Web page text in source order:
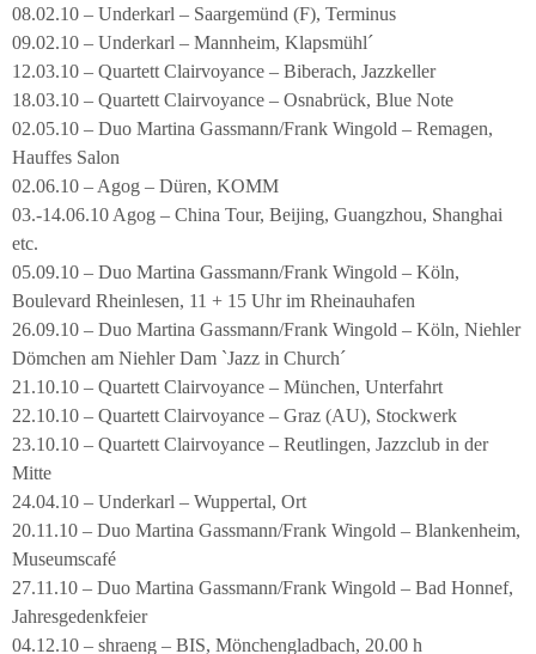
08.02.10 – Underkarl – Saargemünd (F), Terminus
09.02.10 – Underkarl – Mannheim, Klapsmühl´
12.03.10 – Quartett Clairvoyance – Biberach, Jazzkeller
18.03.10 – Quartett Clairvoyance – Osnabrück, Blue Note
02.05.10 – Duo Martina Gassmann/Frank Wingold – Remagen,
Hauffes Salon
02.06.10 – Agog – Düren, KOMM
03.-14.06.10 Agog – China Tour, Beijing, Guangzhou, Shanghai
etc.
05.09.10 – Duo Martina Gassmann/Frank Wingold – Köln,
Boulevard Rheinlesen, 11 + 15 Uhr im Rheinauhafen
26.09.10 – Duo Martina Gassmann/Frank Wingold – Köln, Niehler
Dömchen am Niehler Dam `Jazz in Church´
21.10.10 – Quartett Clairvoyance – München, Unterfahrt
22.10.10 – Quartett Clairvoyance – Graz (AU), Stockwerk
23.10.10 – Quartett Clairvoyance – Reutlingen, Jazzclub in der
Mitte
24.04.10 – Underkarl – Wuppertal, Ort
20.11.10 – Duo Martina Gassmann/Frank Wingold – Blankenheim,
Museumscafé
27.11.10 – Duo Martina Gassmann/Frank Wingold – Bad Honnef,
Jahresgedenkfeier
04.12.10 – shraeng – BIS, Mönchengladbach, 20.00 h